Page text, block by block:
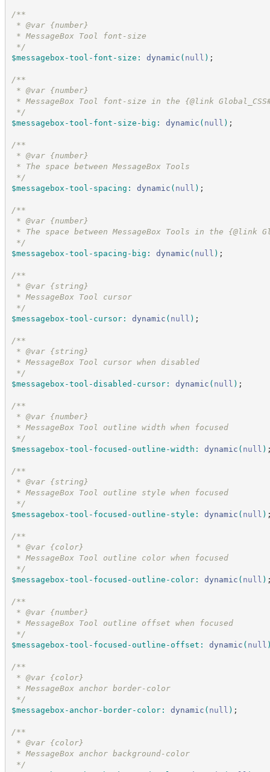
/**
* @var {number}
* MessageBox Tool font-size
*/
$messagebox-tool-font-size : dynamic ( null ) ;
/**
* @var {number}
* MessageBox Tool font-size in the {@link
*/
$messagebox-tool-font-size-big : dynamic ( null ) ;
/**
* @var {number}
* The space between MessageBox Tools
*/
$messagebox-tool-spacing : dynamic ( null ) ;
/**
* @var {number}
* The space between MessageBox Tools in the {@link
*/
$messagebox-tool-spacing-big : dynamic ( null ) ;
/**
* @var {string}
* MessageBox Tool cursor
*/
$messagebox-tool-cursor: dynamic ( null ) ;
/**
* @var {string}
* MessageBox Tool cursor when disabled
*/
$messagebox-tool-disabled-cursor: dynamic ( null ) ;
/**
* @var {number}
* MessageBox Tool outline width when focused
*/
$messagebox-tool-focused-outline-width : dynamic ( null )
/**
* @var {string}
* MessageBox Tool outline style when focused
*/
$messagebox-tool-focused-outline-style : dynamic ( null )
/**
* @var {color}
* MessageBox Tool outline color when focused
*/
$messagebox-tool-focused-outline-color: dynamic ( null )
/**
* @var {number}
* MessageBox Tool outline offset when focused
*/
$messagebox-tool-focused-outline-offset : dynamic ( null
/**
* @var {color}
* MessageBox anchor border-color
*/
$messagebox-anchor-border-color: dynamic ( null ) ;
/**
* @var {color}
* MessageBox anchor background-color
*/